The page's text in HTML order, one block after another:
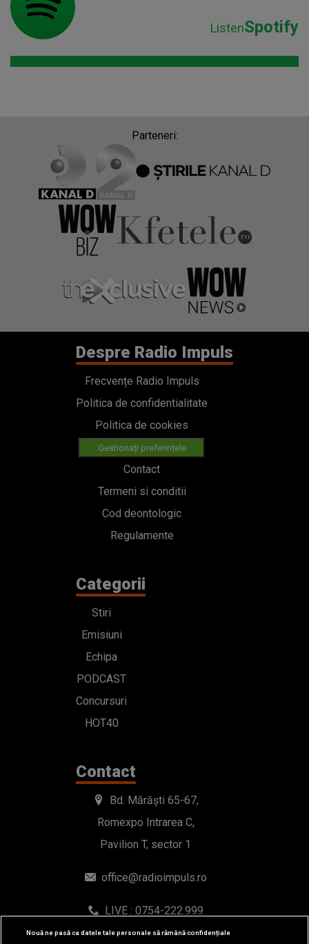
ListenSpotify
Parteneri:
Despre Radio Impuls
Frecvențe Radio Impuls
Politica de confidentialitate
Politica de cookies
Gestionați preferințele
Contact
Termeni si conditii
Cod deontologic
Regulamente
Categorii
Stiri
Emisiuni
Echipa
PODCAST
Concursuri
HOT40
Contact
Bd. Mărăști 65-67,
Romexpo Intrarea C,
Pavilion T, sector 1
office@radioimpuls.ro
LIVE : 0754-222.999
WhatsApp: 0754-222.999
Nouă ne pasă ca datele tale personale să rămână confidențiale